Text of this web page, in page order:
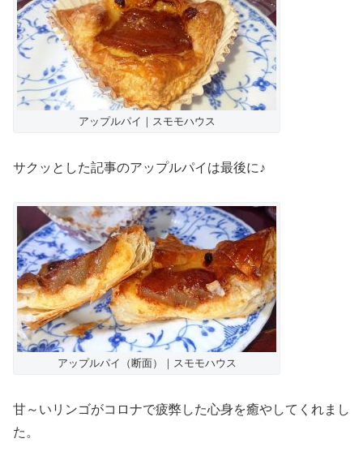
アップルパイ｜スモモハウス
サクッとした記事のアップルパイは最後に♪
アップルパイ（断面）｜スモモハウス
甘～いリンゴがコロナで疲弊した心身を癒やしてくれまし
た。